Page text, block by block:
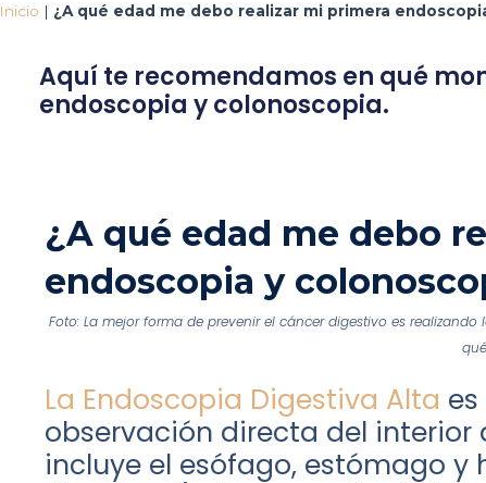
Inicio | ¿A qué edad me debo realizar mi primera
Aquí te recomendamos en qué
endoscopia y colonoscopia.
¿A qué edad me debo
endoscopia y
Foto: La mejor forma de prevenir el cáncer digestivo es
La Endoscopia Digestiva Alta
observación directa del
incluye el esófago, estómago